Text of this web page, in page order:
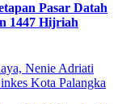
Pasar Datah
1447 Hijriah